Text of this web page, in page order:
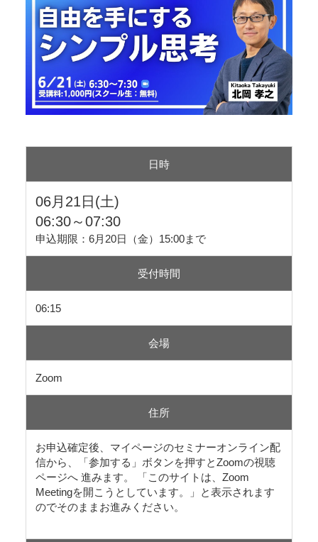
日時
06月21日(土)
06:30～07:30
申込期限：6月20日（金）15:00まで
受付時間
06:15
会場
Zoom
住所
お申込確定後、マイページのセミナーオンライン配
信から、「参加する」ボタンを押すとZoomの視聴
ページへ 進みます。 「このサイトは、Zoom
Meetingを開こうとしています。」と表示されます
のでそのままお進みください。